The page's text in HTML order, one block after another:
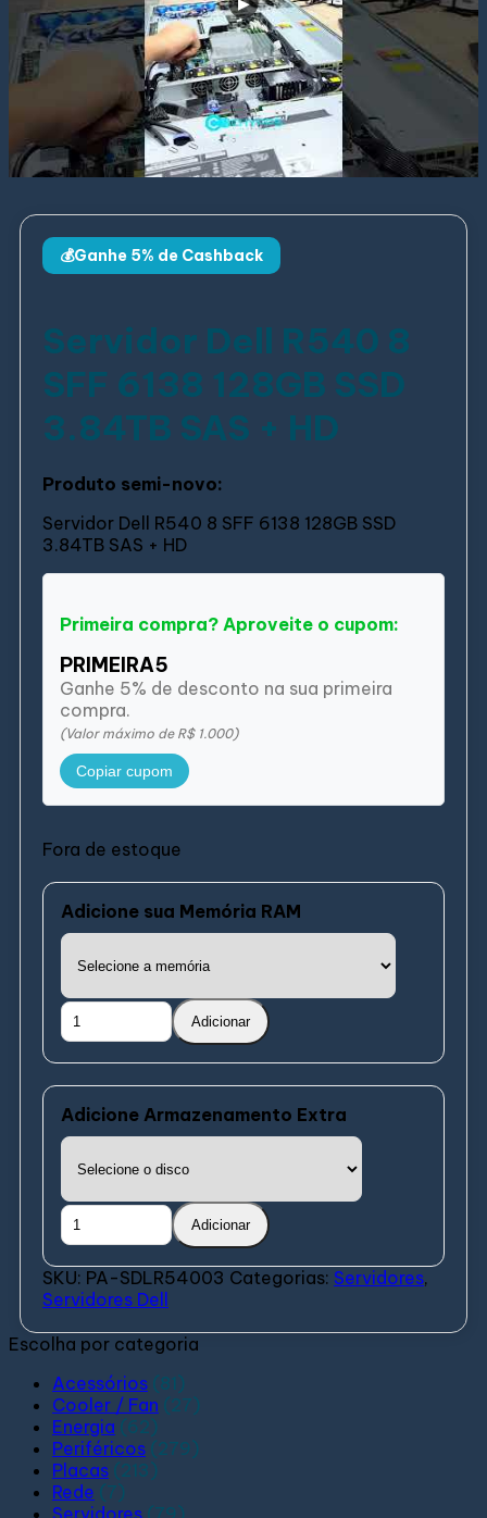
💰Ganhe 5% de Cashback
Servidor Dell R540 8
SFF 6138 128GB SSD
3.84TB SAS + HD
Produto semi-novo:
Servidor Dell R540 8 SFF 6138 128GB SSD
3.84TB SAS + HD
Primeira compra? Aproveite o cupom:
PRIMEIRA5
Ganhe 5% de desconto na sua primeira
compra.
(Valor máximo de R$ 1.000)
Copiar cupom
Fora de estoque
Adicione sua Memória RAM
Adicionar
Adicione Armazenamento Extra
Adicionar
SKU: PA-SDLR54003 Categorias: Servidores,
Servidores Dell
Escolha por categoria
Acessórios (81)
Cooler / Fan (27)
Energia (62)
Periféricos (279)
Placas (213)
Rede (7)